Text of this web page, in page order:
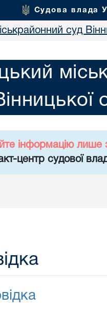
Судова влада
суд
інформацію лише
центр судової